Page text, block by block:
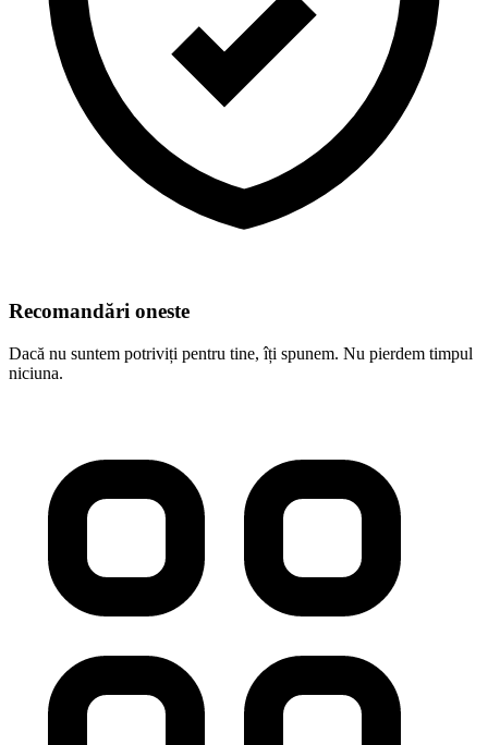
Recomandări oneste
Dacă nu suntem potriviți pentru tine, îți spunem. Nu pierdem timpul
niciuna.